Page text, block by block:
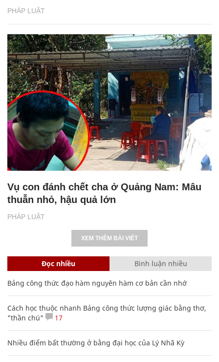
PHÁP LUẬT
PHÁP LUẬT
Vụ con đánh chết cha ở Quảng Nam: Mâu
thuẫn nhỏ, hậu quả lớn
XEM THÊM BÀI VIẾT
Đọc nhiều Bình luận nhiều
Bảng công thức đạo hàm nguyên hàm cơ bản cần nhớ
Cách học thuộc nhanh Bảng công thức lượng giác bằng thơ,
"thần chú"
17
Nhiều điểm bất thường ở bằng đại học của Lý Nhã Kỳ